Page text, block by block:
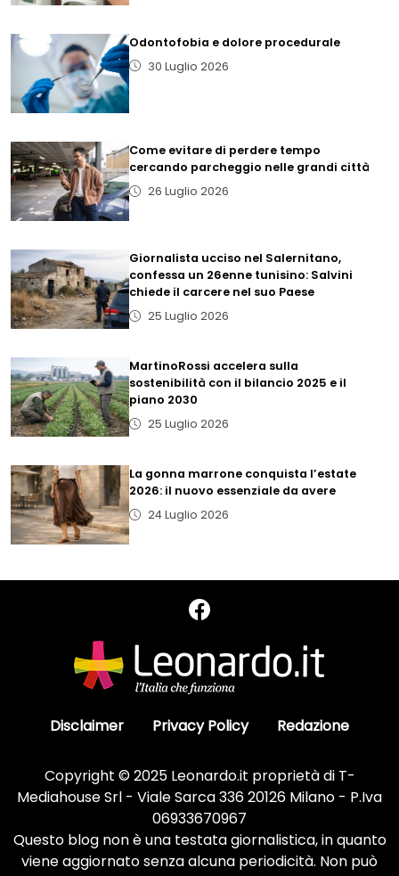
Odontofobia e dolore procedurale
30 Luglio 2026
Come evitare di perdere tempo
cercando parcheggio nelle grandi città
26 Luglio 2026
Giornalista ucciso nel Salernitano,
confessa un 26enne tunisino: Salvini
chiede il carcere nel suo Paese
25 Luglio 2026
MartinoRossi accelera sulla
sostenibilità con il bilancio 2025 e il
piano 2030
25 Luglio 2026
La gonna marrone conquista l’estate
2026: il nuovo essenziale da avere
24 Luglio 2026
Disclaimer Privacy Policy Redazione
Copyright © 2025 Leonardo.it proprietà di T-
Mediahouse Srl - Viale Sarca 336 20126 Milano - P.Iva
06933670967
Questo blog non è una testata giornalistica, in quanto
viene aggiornato senza alcuna periodicità. Non può